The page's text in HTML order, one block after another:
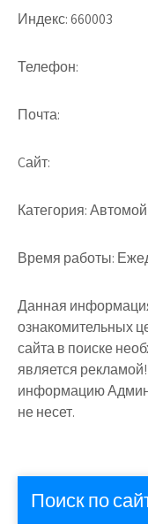
Индекс:660003
Телефон:
Почта:
Cайт:
Категория:
Время работы:
Данная
ознакомительных
сайта в поиске
является
информацию
не несет.
Поиск по